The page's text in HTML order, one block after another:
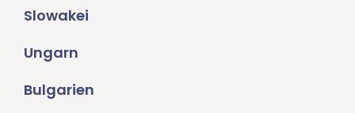
Slowakei
Ungarn
Bulgarien